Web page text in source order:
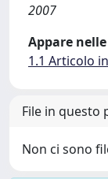
2007
Appare
1.1 Articolo
File in questo
Non ci sono